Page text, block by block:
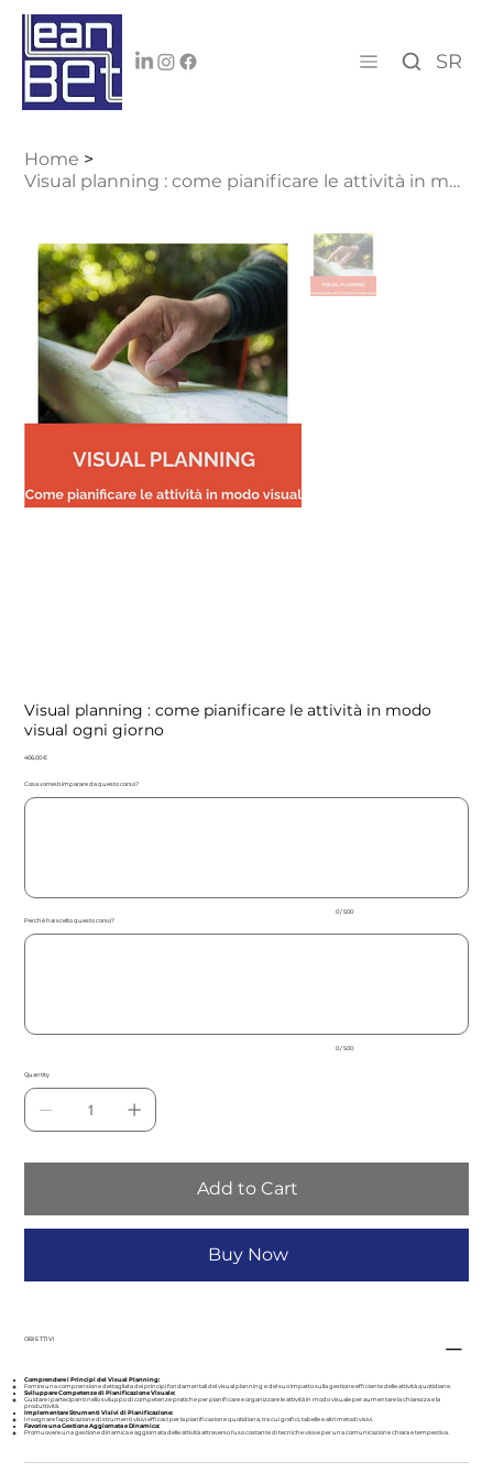
SR
Home >
Visual planning : come pianificare le attività in modo visual ogni giorno
Visual planning : come pianificare le attività in modo
visual ogni giorno
Price
406,00 €
Cosa vorresti imparare da questo corso?
to
0 / 500
Perchè hai scelto questo corso?
to
0 / 500
Quantity
Add to Cart
Buy Now
OBIETTIVI
Comprendere i Principi del Visual Planning:
Fornire una comprensione dettagliata dei principi fondamentali del visual planning e del suo impatto sulla gestione efficiente delle attività quotidiane.
Sviluppare Competenze di Pianificazione Visuale:
Guidare i partecipanti nello sviluppo di competenze pratiche per pianificare e organizzare le attività in modo visuale per aumentare la chiarezza e la
produttività.
Implementare Strumenti Visivi di Pianificazione:
Insegnare l'applicazione di strumenti visivi efficaci per la pianificazione quotidiana, tra cui grafici, tabelle e altri metodi visivi.
Favorire una Gestione Aggiornata e Dinamica:
Promuovere una gestione dinamica e aggiornata delle attività attraverso l'uso costante di tecniche visive per una comunicazione chiara e tempestiva.